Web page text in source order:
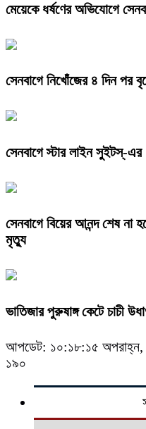
মেয়েকে ধর্ষণের অভিযোগে
সেনবাগে নিখোঁজের ৪ দিন পর
সেনবাগে স্টার লাইন সুইটস্-
সেনবাগে বিয়ের আনন্দ শেষ না
মৃত্যু
ভাতিজার পুরুষাঙ্গ কেটে চাচী
আপডেট: ১০:১৮:১৫ অপরাহ্ন,
১৯০